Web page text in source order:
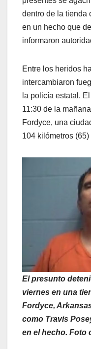
dentro de la tienda
en un hecho que
informaron
Entre los heridos
intercambiaron
la policía estatal.
11:30 de la
Fordyce, una
104 kilómetros
El presunto
viernes en una
Fordyce,
como Travis
en el hecho. Foto